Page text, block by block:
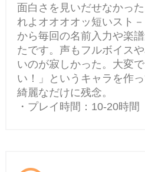
面白さを見いだせなかっ
れよオオオオッ短いスト
から毎回の名前入力や楽
たです。声もフルボイス
いのが寂しかった。大変
い！」というキャラを作
綺麗なだけに残念。
・プレイ時間：10-20時間